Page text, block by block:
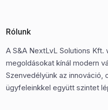
Rólunk
A S&A NextLvL Solutions
megoldásokat kínál modern
Szenvedélyünk az innováció,
ügyfeleinkkel együtt szintet